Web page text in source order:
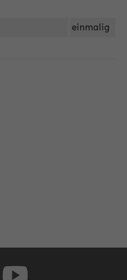
einmalig